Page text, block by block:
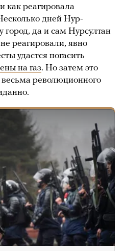
как реагировала
дней Нур-
да и сам Нурсултан
реагировали, явно
удастся погасить
на газ. Но затем это
революционного